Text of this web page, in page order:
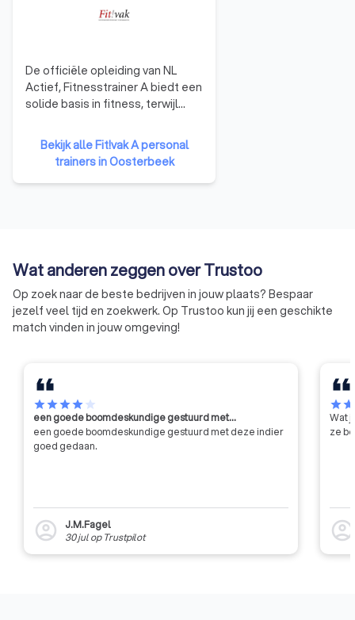
De officiële opleiding van NL
Actief, Fitnesstrainer A biedt een
solide basis in fitness, terwijl
personal training en
gespecialiseerde programma's.
Perfect voor trainers die verder
willen groeien in hun vak.
Bekijk alle Fit!vak A personal
trainers in Oosterbeek
Wat anderen zeggen over Trustoo
Op zoek naar de beste bedrijven in jouw plaats? Bespaar
jezelf veel tijd en zoekwerk. Op Trustoo kun jij een geschikte
match vinden in jouw omgeving!
starstarstarstarstar
een goede boomdeskundige gestuurd met…
een goede boomdeskundige gestuurd met deze indier
goed gedaan.
account_circle
J.M.Fagel
30 julop Trustpilot
starstar
Wat
ze
account_circle